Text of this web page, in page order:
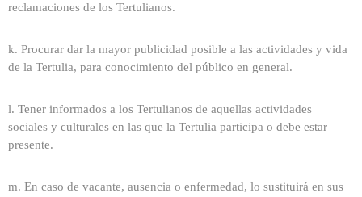
reclamaciones de los Tertulianos.
k. Procurar dar la mayor publicidad posible a las actividades y vida
de la Tertulia, para conocimiento del público en general.
l. Tener informados a los Tertulianos de aquellas actividades
sociales y culturales en las que la Tertulia participa o debe estar
presente.
m. En caso de vacante, ausencia o enfermedad, lo sustituirá en sus